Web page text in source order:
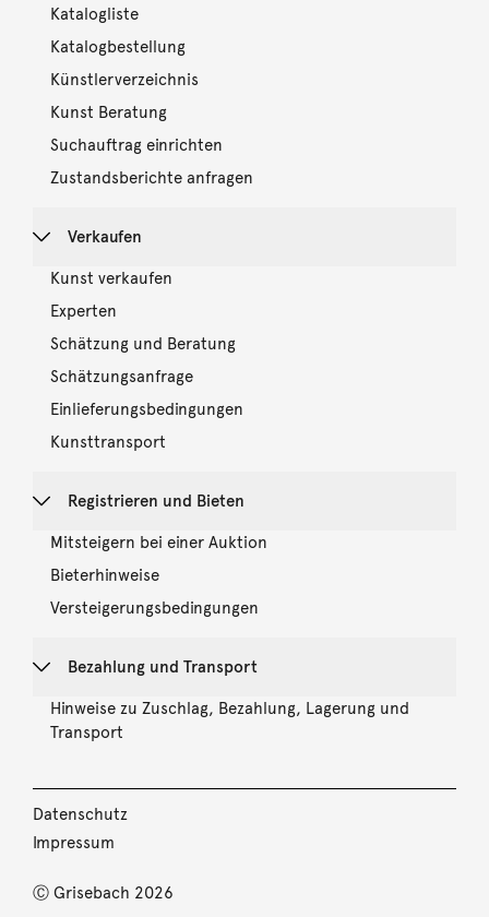
Katalogliste
Katalogbestellung
Künstlerverzeichnis
Kunst Beratung
Suchauftrag einrichten
Zustandsberichte anfragen
Verkaufen
Kunst verkaufen
Experten
Schätzung und Beratung
Schätzungsanfrage
Einlieferungsbedingungen
Kunsttransport
Registrieren und Bieten
Mitsteigern bei einer Auktion
Bieterhinweise
Versteigerungsbedingungen
Bezahlung und Transport
Hinweise zu Zuschlag, Bezahlung, Lagerung und
Transport
Ⓒ Grisebach 2026
Datenschutz
Impressum